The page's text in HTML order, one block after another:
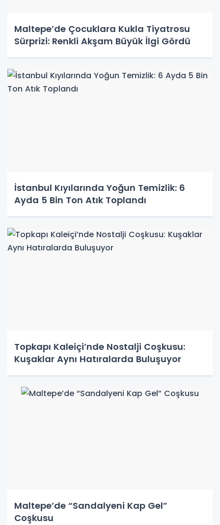
Maltepe’de Çocuklara Kukla Tiyatrosu
Sürprizi: Renkli Akşam Büyük İlgi Gördü
İstanbul Kıyılarında Yoğun Temizlik: 6
Ayda 5 Bin Ton Atık Toplandı
Topkapı Kaleiçi’nde Nostalji Coşkusu:
Kuşaklar Aynı Hatıralarda Buluşuyor
Maltepe’de “Sandalyeni Kap Gel”
Coşkusu